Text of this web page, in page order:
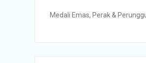
Medali Emas, Perak &